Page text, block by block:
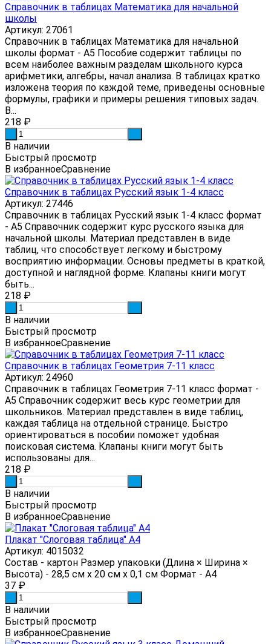
Справочник в таблицах Математика для начальной
школы
Артикул: 27061
Справочник в таблицах Математика для начальной
школы формат - А5 Пособие содержит таблицы по
всем наиболее важным разделам школьного курса
арифметики, алгебры, начал анализа. В таблицах кратко
изложена теория по каждой теме, приведены основные
формулы, графики и примеры решения типовых задач.
В...
218 ₽
В наличии
Быстрый просмотр
В избранноеСравнение
Справочник в таблицах Русский язык 1-4 класс
Артикул: 27446
Справочник в таблицах Русский язык 1-4 класс формат
- А5 Справочник содержит курс русского языка для
начальной школы. Материал представлен в виде
таблиц, что способствует легкому и быстрому
восприятию информации. Основы предметы в краткой,
доступной и наглядной форме. Клапаны книги могут
быть...
218 ₽
В наличии
Быстрый просмотр
В избранноеСравнение
Справочник в таблицах Геометрия 7-11 класс
Артикул: 24960
Справочник в таблицах Геометрия 7-11 класс формат -
А5 Справочник содержит весь курс геометрии для
школьников. Материал представлен в виде таблиц,
каждая таблица на отдельной странице. Быстро
ориентироваться в пособии поможет удобная
поисковая система. Клапаны книги могут быть
использованы для...
218 ₽
В наличии
Быстрый просмотр
В избранноеСравнение
Плакат "Слоговая таблица" А4
Артикул: 4015032
Состав - картон Размер упаковки (Длина × Ширина ×
Высота) - 28,5 см х 20 см х 0,1 см Формат - А4
37 ₽
В наличии
Быстрый просмотр
В избранноеСравнение